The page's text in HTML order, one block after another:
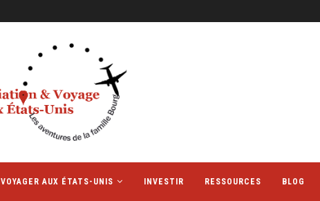
VOYAGER AUX ÉTATS-UNIS INVESTIR RESSOURCES BLOG